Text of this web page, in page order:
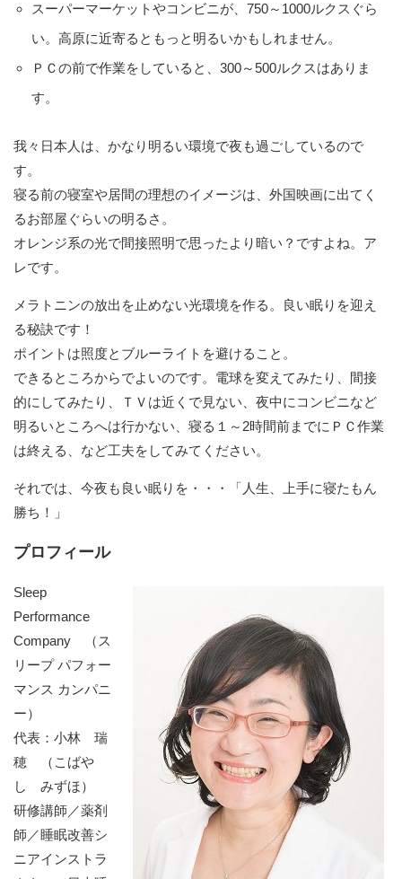
スーパーマーケットやコンビニが、750～1000ルクスぐら
い。高原に近寄るともっと明るいかもしれません。
ＰＣの前で作業をしていると、300～500ルクスはありま
す。
我々日本人は、かなり明るい環境で夜も過ごしているので
す。
寝る前の寝室や居間の理想のイメージは、外国映画に出てく
るお部屋ぐらいの明るさ。
オレンジ系の光で間接照明で思ったより暗い？ですよね。ア
レです。
メラトニンの放出を止めない光環境を作る。良い眠りを迎え
る秘訣です！
ポイントは照度とブルーライトを避けること。
できるところからでよいのです。電球を変えてみたり、間接
的にしてみたり、ＴＶは近くで見ない、夜中にコンビニなど
明るいところへは行かない、寝る１～2時間前までにＰＣ作業
は終える、など工夫をしてみてください。
それでは、今夜も良い眠りを・・・「人生、上手に寝たもん
勝ち！」
プロフィール
Sleep
Performance
Company （ス
リープ パフォー
マンス カンパニ
ー）
代表：小林 瑞
穂 （こばや
し みずほ）
研修講師／薬剤
師／睡眠改善シ
ニアインストラ